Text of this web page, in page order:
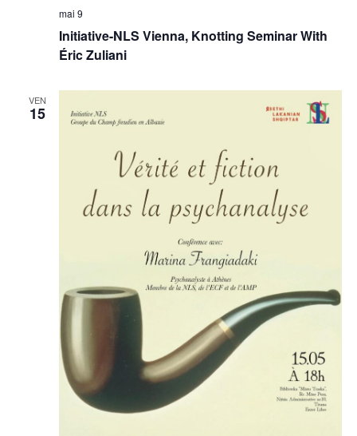
Initiative-NLS Vienna, Knotting Seminar With
Éric Zuliani
mai 9
VEN
15